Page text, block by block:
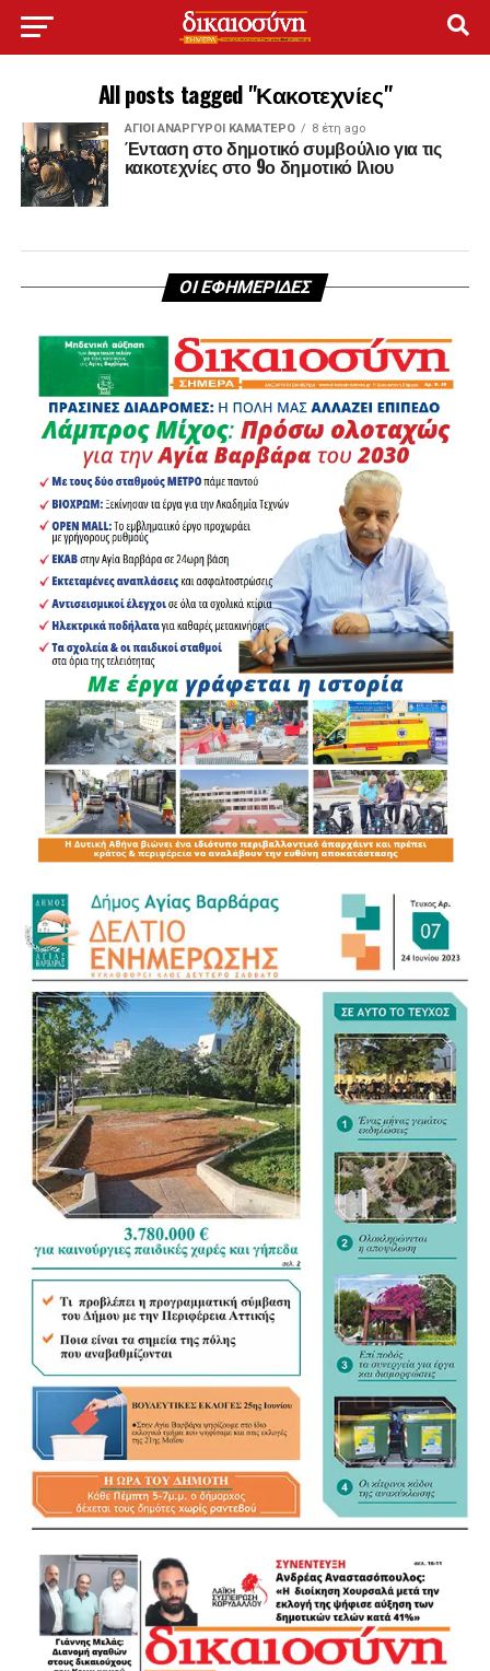
All posts tagged "Κακοτεχνίες"
ΑΓΙΟΙ ΑΝΑΡΓΥΡΟΙ ΚΑΜΑΤΕΡΟ 8 έτη ago
Ένταση στο δημοτικό συμβούλιο για τις
κακοτεχνίες στο 9ο δημοτικό Ιλιου
ΟΙ ΕΦΗΜΕΡΙΔΕΣ